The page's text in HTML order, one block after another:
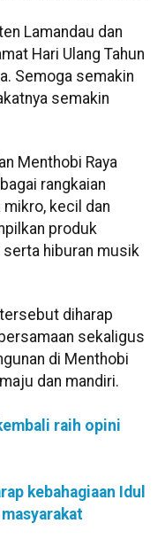
Lamandau dan
Hari Ulang Tahun
Semoga semakin
semakin
Menthobi Raya
rangkaian
kecil dan
produk
hiburan musik
diharap
sekaligus
di Menthobi
dan mandiri.
raih opini
kebahagiaan Idul